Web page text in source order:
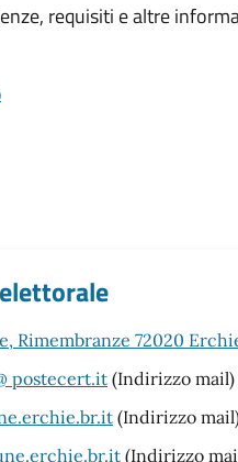
requisiti e altre
Rimembranze 72020
postecert.it (Indirizzo mail)
(Indirizzo
(Indirizzo